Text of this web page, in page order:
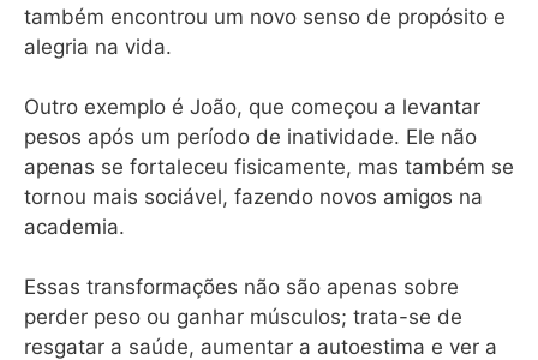
também encontrou um novo senso de propósito e
alegria na vida.
Outro exemplo é João, que começou a levantar
pesos após um período de inatividade. Ele não
apenas se fortaleceu fisicamente, mas também se
tornou mais sociável, fazendo novos amigos na
academia.
Essas transformações não são apenas sobre
perder peso ou ganhar músculos; trata-se de
resgatar a saúde, aumentar a autoestima e ver a